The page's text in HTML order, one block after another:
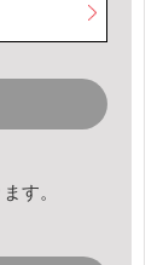
す。